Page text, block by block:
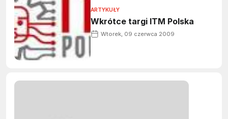
ARTYKUŁY
Wkrótce targi ITM Polska
Wtorek, 09 czerwca 2009